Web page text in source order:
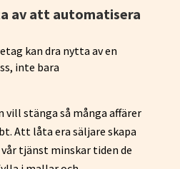
av att automatisera
kan dra nytta av en
inte bara
vill stänga så många affärer
Att låta era säljare skapa
tjänst minskar tiden de